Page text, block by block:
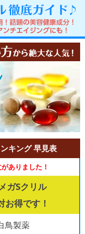
キング 早見表
ありました！
ガSクリル
お得です！
鳥製薬